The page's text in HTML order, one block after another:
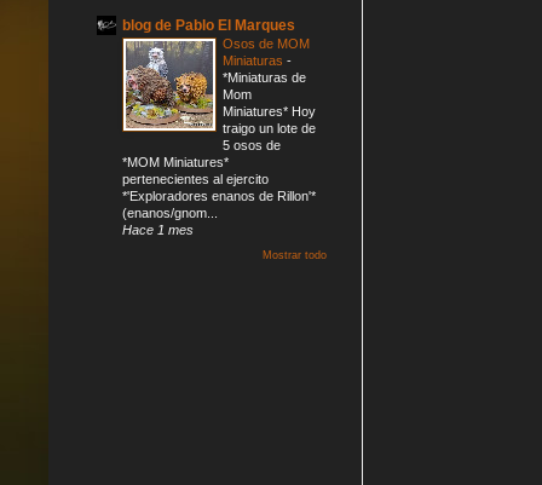
blog de Pablo El Marques
Osos de MOM
Miniaturas -
*Miniaturas de
Mom
Miniatures* Hoy
traigo un lote de
5 osos de
*MOM Miniatures*
pertenecientes al ejercito
*'Exploradores enanos de Rillon'*
(enanos/gnom...
Hace 1 mes
Mostrar todo